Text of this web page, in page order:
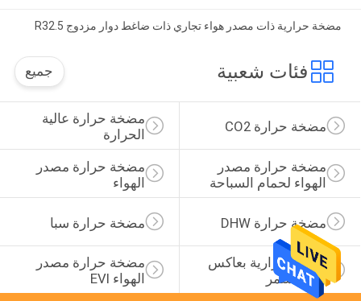
مضخة حرارية ذات مصدر هواء تجاري ذات ضاغط دوار مزدوج R32.5
فئات شعبية جميع
مضخة حرارة عالية
الحرارة
مضخة حرارة CO2
مضخة حرارة مصدر
الهواء
مضخة حرارة مصدر
الهواء لحمام السباحة
مضخة حرارة سبا مضخة حرارة DHW
مضخة حرارة مصدر
الهواء EVI
مضخة حرارية بعاكس
تيار مستمر